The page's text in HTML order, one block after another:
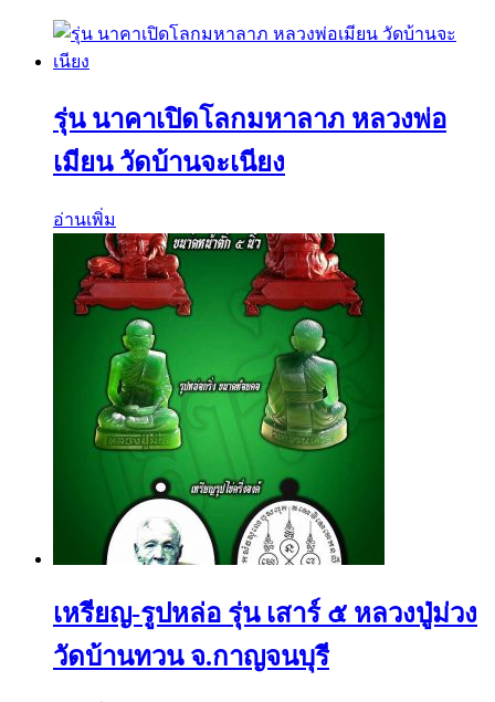
รุ่น นาคาเปิดโลกมหาลาภ หลวงพ่อ
เมียน วัดบ้านจะเนียง
อ่านเพิ่ม
เหรียญ-รูปหล่อ รุ่น เสาร์ ๕ หลวงปู่ม่วง
วัดบ้านทวน จ.กาญจนบุรี